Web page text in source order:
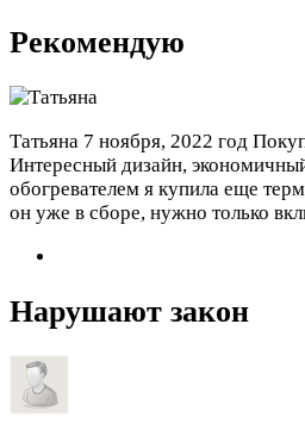
Рекомендую
Татьяна 7 ноября, 2022 год
Интересный дизайн,
обогревателем я купила еще
он уже в сборе, нужно только
Нарушают закон